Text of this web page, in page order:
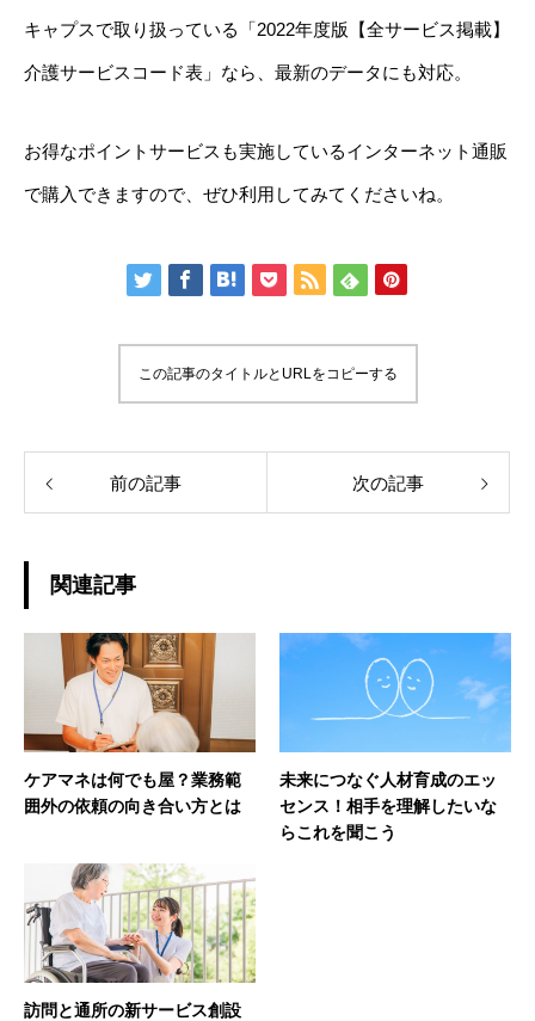
キャプスで取り扱っている「2022年度版【全サービス掲載】
介護サービスコード表」なら、最新のデータにも対応。
お得なポイントサービスも実施しているインターネット通販
で購入できますので、ぜひ利用してみてくださいね。
この記事のタイトルとURLをコピーする
前の記事 次の記事
関連記事
ケアマネは何でも屋？業務範
囲外の依頼の向き合い方とは
未来につなぐ人材育成のエッ
センス！相手を理解したいな
らこれを聞こう
訪問と通所の新サービス創設